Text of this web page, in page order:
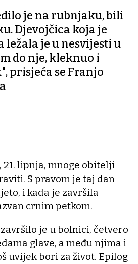
je na rubnjaku, bili
Djevojčica koja je
ležala je u nesvijesti u
do nje, kleknuo i
prisjeća se Franjo
21. lipnja, mnoge obitelji
S pravom je taj dan
i kada je završila
crnim petkom.
je u bolnici, četvero
glave, a među njima i
uvijek bori za život. Epilog